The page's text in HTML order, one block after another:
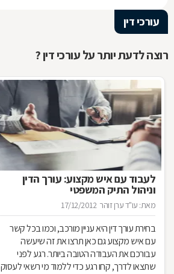
עורכי דין
רוצה לדעת יותר על עורכי דין ?
לעבוד עם איש מקצוע: עורך הדין
וניהול התיק המשפטי
מאת: עו"ד ערן זוהר 17/12/2012
בחירת עורך דין היא עניין מורכב, וכמו בכל קשר
עם איש מקצוע גם כאן תרצו את זה שיעשה
עבורכם את העבודה הטובה ביותר. רגע לפני
שתצאו לדרך, קחו רגע כדי ללמוד מי רשאי לעסוק